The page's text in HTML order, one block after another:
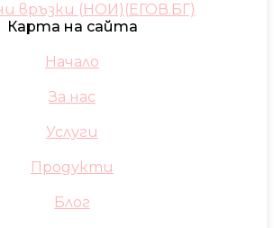
връзки (НОИ)(ЕГОВ.БГ)
Карта на сайта
Начало
За нас
Услуги
Продукти
Блог